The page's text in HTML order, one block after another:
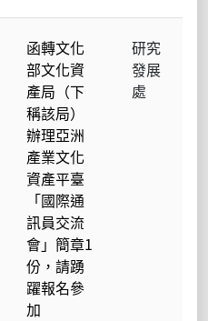
函轉文化
部文化資
產局（下
稱該局）
辦理亞洲
產業文化
資產平臺
「國際通
訊員交流
會」簡章1
份，請踴
躍報名參
加
研究
發展
處